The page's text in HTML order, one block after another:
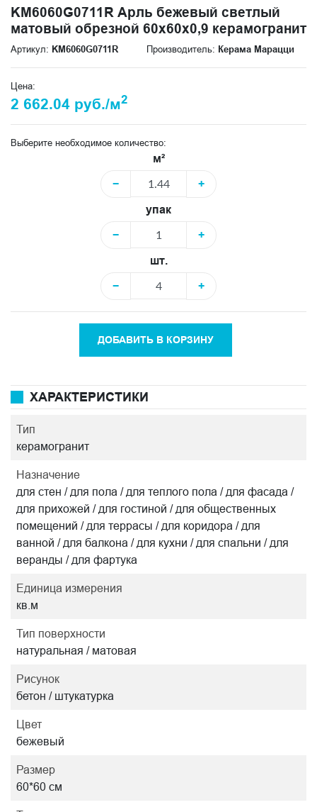
KM6060G0711R Арль бежевый светлый
матовый обрезной 60x60x0,9 керамогранит
Артикул: KM6060G0711R Производитель: Керама Марацци
Цена:
2 662.04 руб./м2
Выберите необходимое количество:
м²
−
+
упак
−
+
шт.
−
+
ДОБАВИТЬ В КОРЗИНУ
ХАРАКТЕРИСТИКИ
Тип
керамогранит
Назначение
для стен / для пола / для теплого пола / для фасада /
для прихожей / для гостиной / для общественных
помещений / для террасы / для коридора / для
ванной / для балкона / для кухни / для спальни / для
веранды / для фартука
Единица измерения
кв.м
Тип поверхности
натуральная / матовая
Рисунок
бетон / штукатурка
Цвет
бежевый
Размер
60*60 см